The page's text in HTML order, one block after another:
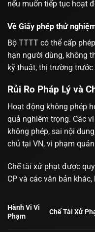
nếu muốn tiếp tục hoạt
Về Giấy phép thử
Bộ TTTT có thể cấp
hạn người dùng, không
kỹ thuật, thị trường
Rủi Ro Pháp Lý và
Hoạt động không phép
quả nghiêm trọng. Các
không phép, sai nội
chủ tại VN, vi phạm
Chế tài xử phạt được
CP và các văn bản khác,
Hành Vi Vi
Phạm
Chế Tài Xử